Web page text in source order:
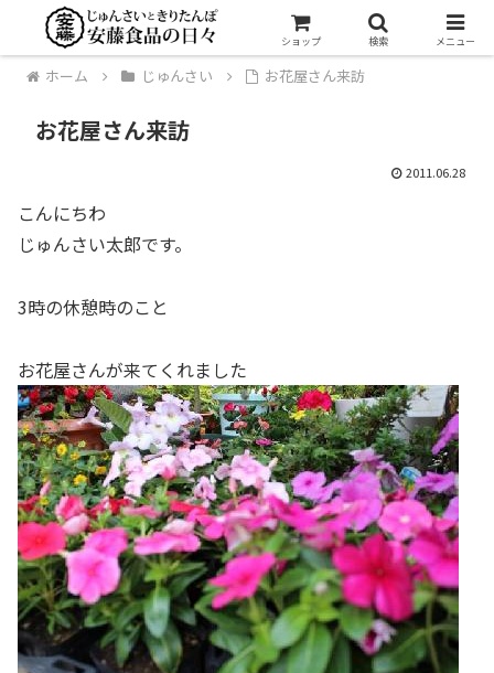
ホーム じゅんさい お花屋さん来訪
お花屋さん来訪
2011.06.28
こんにちわ
じゅんさい太郎です。
3時の休憩時のこと
お花屋さんが来てくれました
ショップ 検索 メニュー